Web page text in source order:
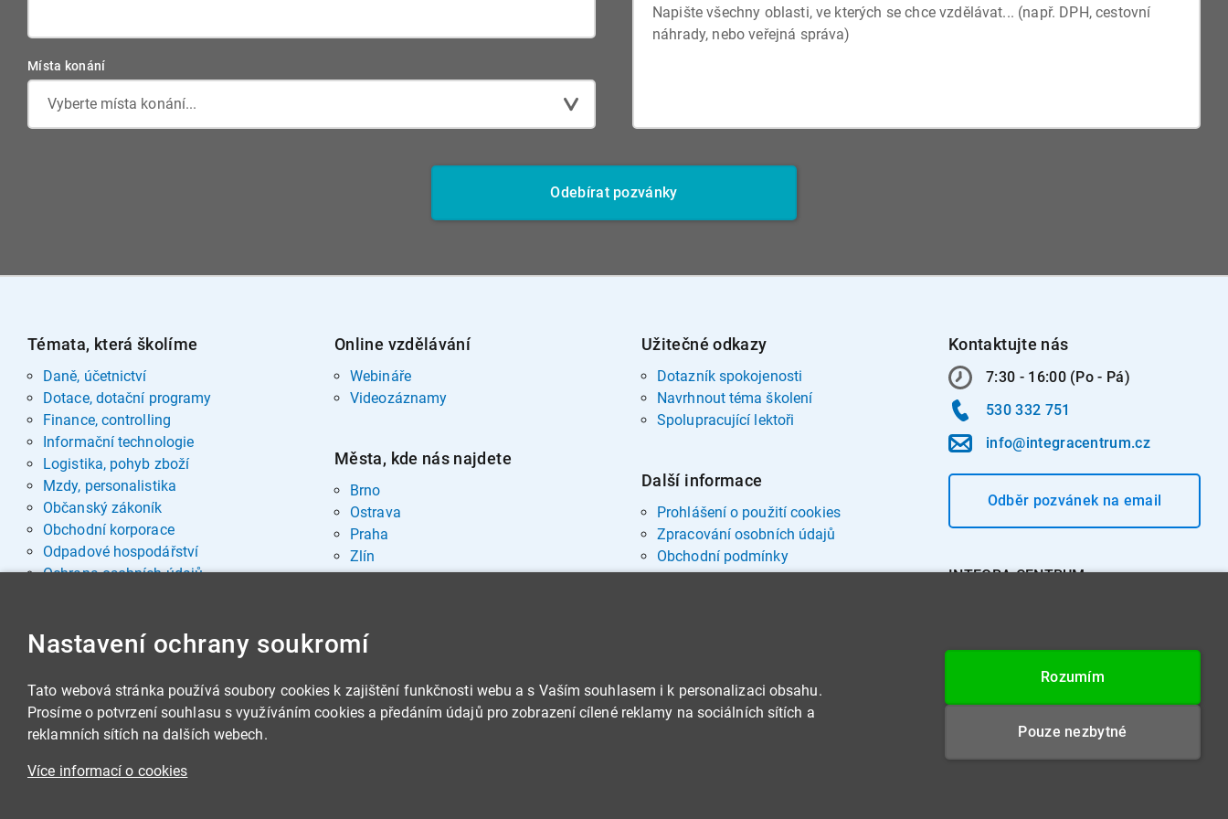
Místa konání
Vyberte místa konání...
Odebírat pozvánky
Témata, která školíme
Daně, účetnictví
Dotace, dotační programy
Finance, controlling
Informační technologie
Logistika, pohyb zboží
Mzdy, personalistika
Občanský zákoník
Obchodní korporace
Odpadové hospodářství
Ochrana osobních údajů
Sociální oblast
Stavby, nemovitosti
Veřejná správa
Veřejné zakázky
Životní prostředí
Online vzdělávání
Webináře
Videozáznamy
Města, kde nás najdete
Brno
Ostrava
Praha
Zlín
Užitečné odkazy
Dotazník spokojenosti
Navrhnout téma školení
Spolupracující lektoři
Další informace
Prohlášení o použití cookies
Zpracování osobních údajů
Obchodní podmínky
Kontaktujte nás
7:30 - 16:00 (Po - Pá)
530 332 751
info@integracentrum.cz
Odběr pozvánekna email
INTEGRA CENTRUM s.r.o.
IČ: 26234203
DIČ: CZ26234203
Nastavení ochrany soukromí
Tato webová stránka používá soubory cookies k zajištění funkčnosti webu a s Vaším souhlasem i k personalizaci obsahu.
Prosíme o potvrzení souhlasu s využíváním cookies a předáním údajů pro zobrazení cílené reklamy na sociálních sítích a
reklamních sítích na dalších webech.
Více informací o cookies
Rozumím
Pouze nezbytné